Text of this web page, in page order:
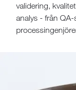
validering,
analys - från